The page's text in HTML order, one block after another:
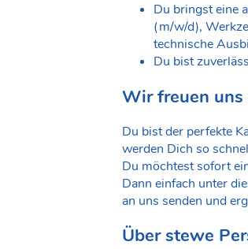
Du bringst eine
(m/w/d),
technische
Du bist
Wir freuen uns
Du bist der perfekte
werden Dich so
Du möchtest sofort
Dann einfach unter
an uns senden und
Über stewe